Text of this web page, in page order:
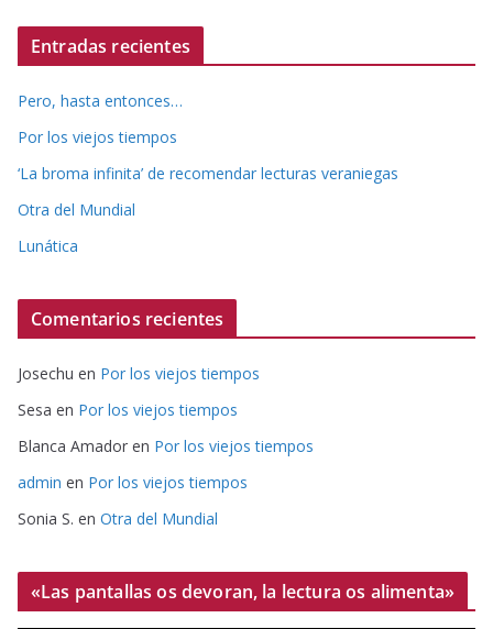
Entradas recientes
Pero, hasta entonces…
Por los viejos tiempos
‘La broma infinita’ de recomendar lecturas veraniegas
Otra del Mundial
Lunática
Comentarios recientes
Josechu en Por los viejos tiempos
Sesa en Por los viejos tiempos
Blanca Amador en Por los viejos tiempos
admin en Por los viejos tiempos
Sonia S. en Otra del Mundial
«Las pantallas os devoran, la lectura os alimenta»